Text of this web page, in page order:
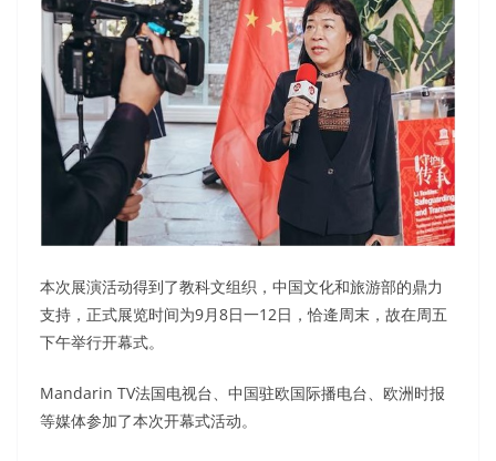
本次展演活动得到了教科文组织，中国文化和旅游部的鼎力
支持，正式展览时间为9月8日一12日，恰逄周末，故在周五
下午举行开幕式。
Mandarin TV法国电视台、中国驻欧国际播电台、欧洲时报
等媒体参加了本次开幕式活动。